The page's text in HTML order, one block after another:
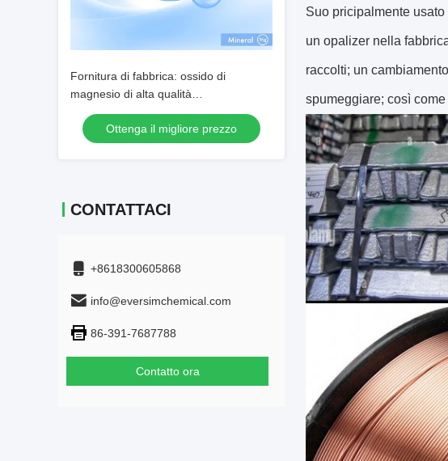
Fornitura di fabbrica: ossido di
magnesio di alta qualità
(customizzabile su richiesta)
Ottenga il migliore prezzo
CONTATTACI
+8618300605868
info@eversimchemical.com
86-391-7687788
Contatto ora
Suo pricipalmente
un opalizer nella
raccolti; un
spumeggiare; così